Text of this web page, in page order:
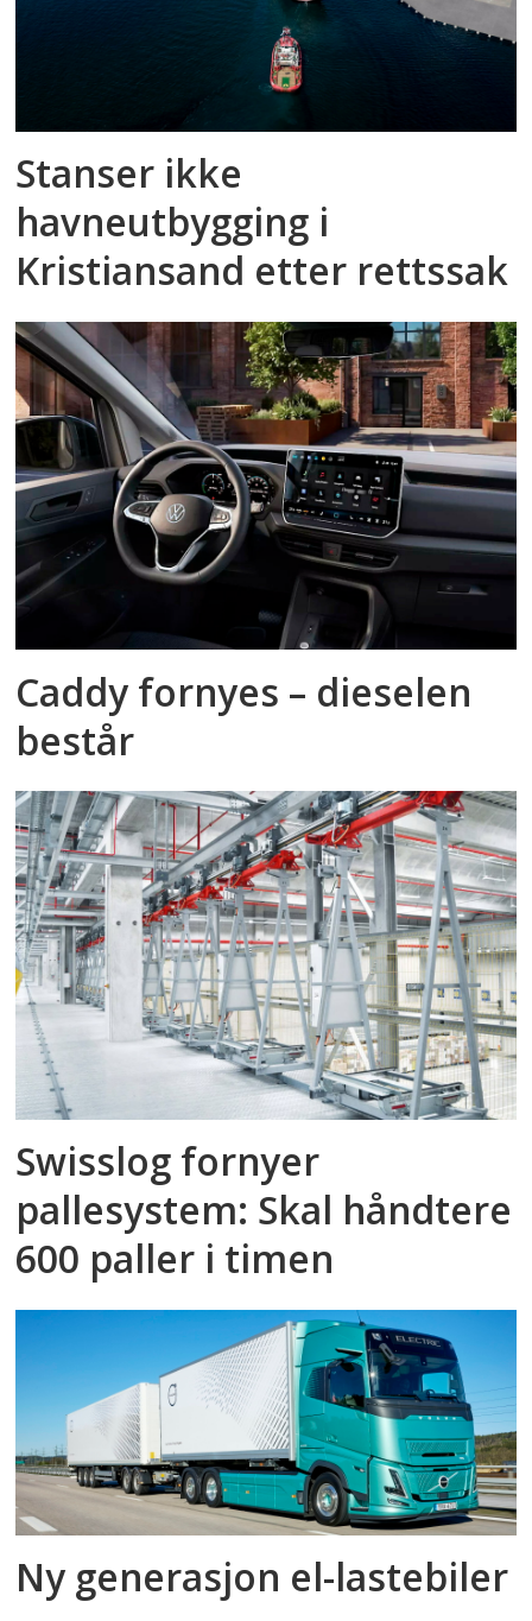
Stanser ikke
havneutbygging i
Kristiansand etter rettssak
Caddy fornyes – dieselen
består
Swisslog fornyer
pallesystem: Skal håndtere
600 paller i timen
Ny generasjon el-lastebiler